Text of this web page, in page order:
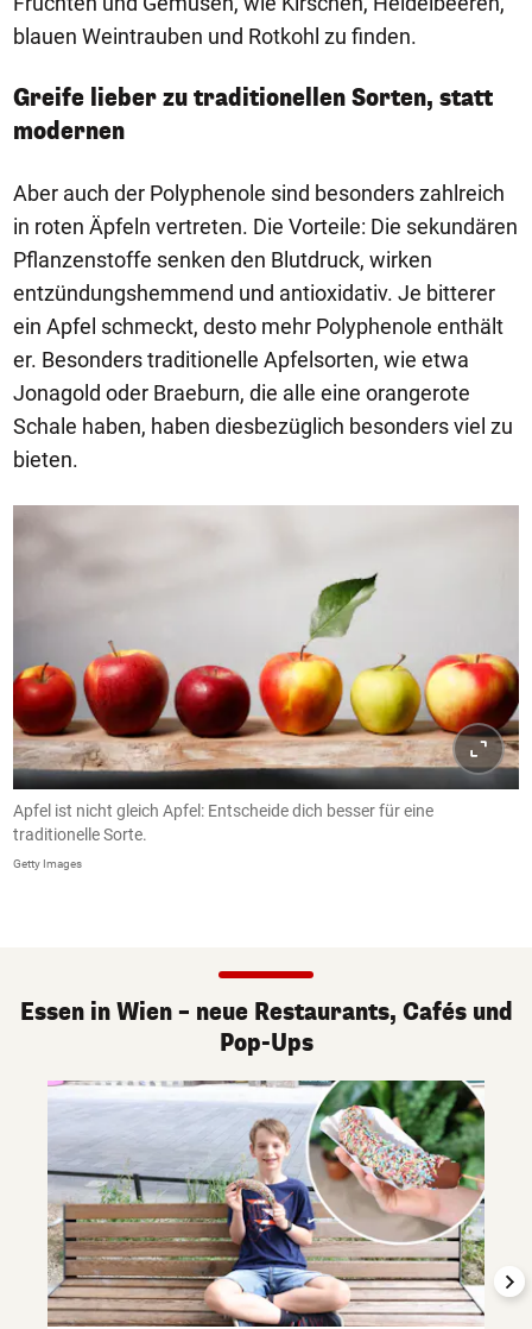
blauen Weintrauben und Rotkohl zu finden.
Greife lieber zu traditionellen Sorten, statt
modernen
Aber auch der Polyphenole sind besonders zahlreich
in roten Äpfeln vertreten. Die Vorteile: Die sekundären
Pflanzenstoffe senken den Blutdruck, wirken
entzündungshemmend und antioxidativ. Je bitterer
ein Apfel schmeckt, desto mehr Polyphenole enthält
er. Besonders traditionelle Apfelsorten, wie etwa
Jonagold oder Braeburn, die alle eine orangerote
Schale haben, haben diesbezüglich besonders viel zu
bieten.
Apfel ist nicht gleich Apfel: Entscheide dich besser für eine
traditionelle Sorte.
Getty Images
Essen in Wien – neue Restaurants, Cafés und
Pop-Ups